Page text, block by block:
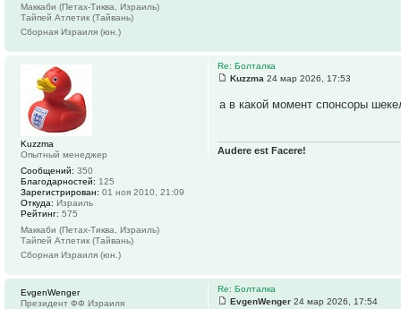
Маккаби (Петах-Тиква, Израиль)
Тайпей Атлетик (Тайвань)
Сборная Израиля (юн.)
Re: Болталка
Kuzzma 24 мар 2026, 17:53
а в какой момент спонсоры
Audere est Facere!
Kuzzma
Опытный менеджер
Сообщений: 350
Благодарностей: 125
Зарегистрирован: 01 ноя 2010, 21:09
Откуда: Израиль
Рейтинг: 575
Маккаби (Петах-Тиква, Израиль)
Тайпей Атлетик (Тайвань)
Сборная Израиля (юн.)
Re: Болталка
EvgenWenger 24 мар 2026, 17:54
EvgenWenger
Президент ФФ Израиля